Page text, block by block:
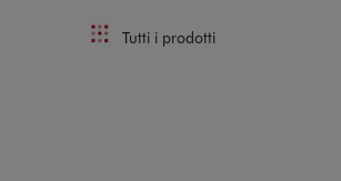
Tutti i prodotti